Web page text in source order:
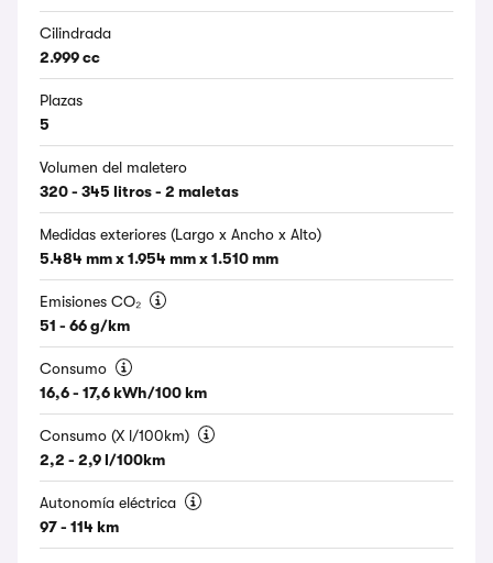
Cilindrada
2.999 cc
Plazas
5
Volumen del maletero
320 - 345 litros - 2 maletas
Medidas exteriores (Largo x Ancho x Alto)
5.484 mm x 1.954 mm x 1.510 mm
Emisiones CO₂
51 - 66 g/km
Consumo
16,6 - 17,6 kWh/100 km
Consumo (X l/100km)
2,2 - 2,9 l/100km
Autonomía eléctrica
97 - 114 km